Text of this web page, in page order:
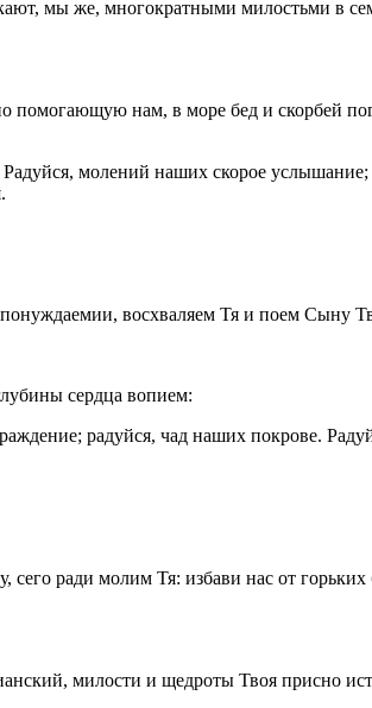
мы же, мно­го­крат­ны­ми ми­ло­стьми в
по­мо­га­ю­щую нам, в море бед и скор­бей
мо­ле­ний наших ско­рое услы­ша­ние;
вос­хва­ля­ем Тя и поем Сыну
серд­ца во­пи­ем:
ра­дуй­ся, чад наших по­кро­ве.
ради молим Тя: из­ба­ви нас от
ми­ло­сти и щед­ро­ты Твоя прис­но